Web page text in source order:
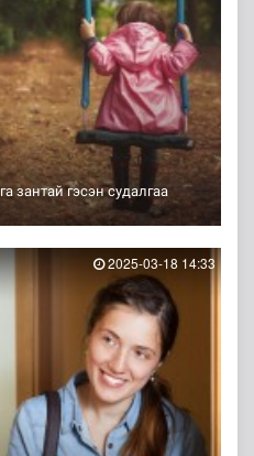
зантай гэсэн судалгаа
2025-03-18 14:33